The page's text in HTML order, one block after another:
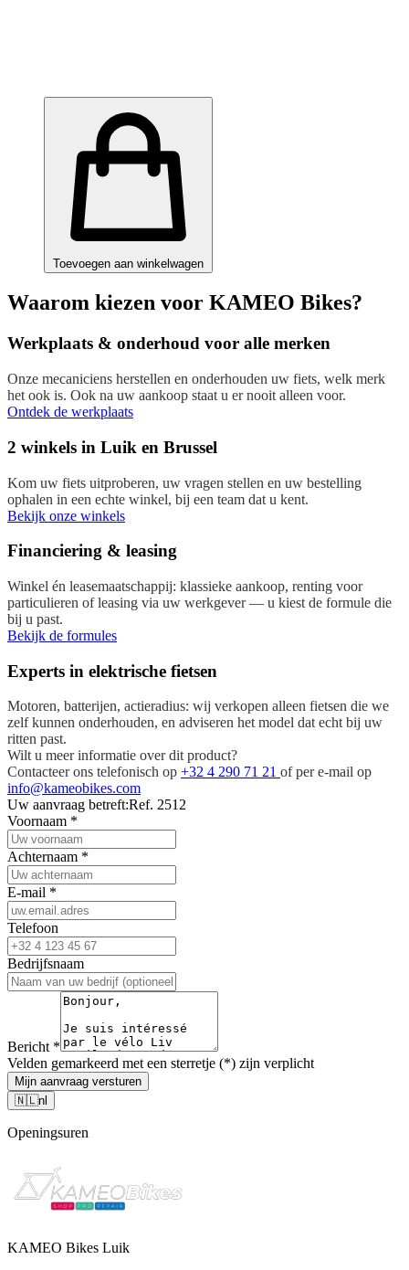
Toevoegen aan winkelwagen
Waarom kiezen voor KAMEO Bikes?
Werkplaats & onderhoud voor alle merken
Onze mecaniciens herstellen en onderhouden uw fiets, welk merk
het ook is. Ook na uw aankoop staat u er nooit alleen voor.
Ontdek de werkplaats
2 winkels in Luik en Brussel
Kom uw fiets uitproberen, uw vragen stellen en uw bestelling
ophalen in een echte winkel, bij een team dat u kent.
Bekijk onze winkels
Financiering & leasing
Winkel én leasemaatschappij: klassieke aankoop, renting voor
particulieren of leasing via uw werkgever — u kiest de formule die
bij u past.
Bekijk de formules
Experts in elektrische fietsen
Motoren, batterijen, actieradius: wij verkopen alleen fietsen die we
zelf kunnen onderhouden, en adviseren het model dat echt bij uw
ritten past.
Wilt u meer informatie over dit product?
Contacteer ons telefonisch op +32 4 290 71 21 of per e-mail op
info@kameobikes.com
Uw aanvraag betreft:Ref. 2512
Voornaam *
Achternaam *
E-mail *
Telefoon
Bedrijfsnaam
Bericht *
Velden gemarkeerd met een sterretje (*) zijn verplicht
Mijn aanvraag versturen
🇳🇱nl
Openingsuren
KAMEO Bikes Luik